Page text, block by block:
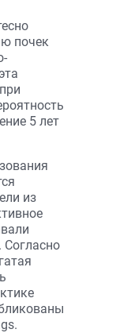
почек
5 лет
из
Согласно